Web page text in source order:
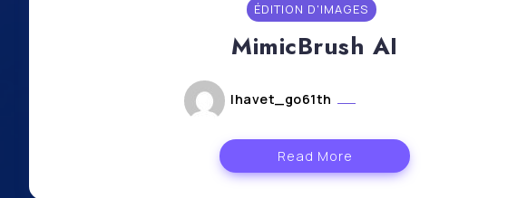
ÉDITION D'IMAGES
MimicBrush AI
lhavet_go61th
Read More